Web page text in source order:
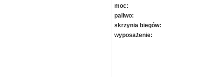
moc:
paliwo:
skrzynia biegów:
wyposażenie: